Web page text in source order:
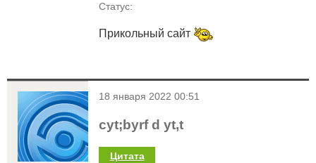
Статус:
Прикольный сайт
< 18 января 2022 00:51
cyt;byrf d yt,t
Цитата